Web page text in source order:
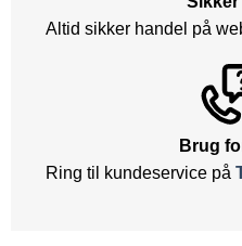
Altid sikker handel på
Brug
Ring til kundeservice på